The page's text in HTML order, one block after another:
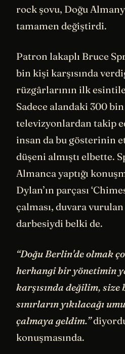
rock şovu, Doğu
tamamen değiştirdi.
Patron lakaplı Bruce
bin kişi karşısında
rüzgârlarının ilk
Sadece alandaki 300
televizyonlardan takip
insan da bu gösterinin
düşeni almıştı elbette.
Almanca yaptığı
Dylan’ın parçası
çalması, duvara
darbesiydi belki de.
“Doğu Berlin'de olmak
herhangi bir yönetimin
karşısında değilim, size
sınırların yıkılacağı
çalmaya geldim.”
konuşmasında.